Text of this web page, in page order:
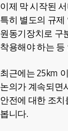
이제 막 시작된
특히 별도의 규
원동기장치로 구
착용해야 하는
최근에는 25km
논의가 계속되면
안전에 대한 조
봅니다.